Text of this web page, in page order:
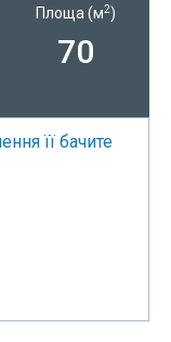
Площа (м2)
70
її бачите